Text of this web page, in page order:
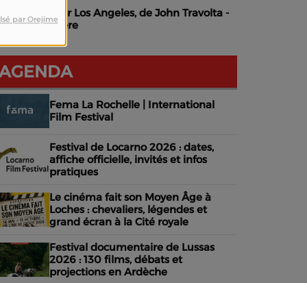
par Orejime
de nuit pour Los Angeles, de John Travolta -
Première
Fema La Rochelle | International
Film Festival
Festival de Locarno 2026 : dates,
affiche officielle, invités et infos
pratiques
Le cinéma fait son Moyen Âge à
Loches : chevaliers, légendes et
grand écran à la Cité royale
Festival documentaire de Lussas
2026 : 130 films, débats et
projections en Ardèche